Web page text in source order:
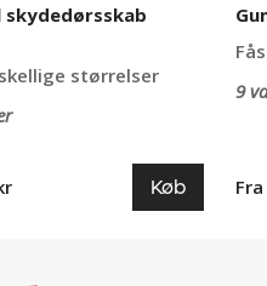
skydedørsskab
størrelser
Køb
9